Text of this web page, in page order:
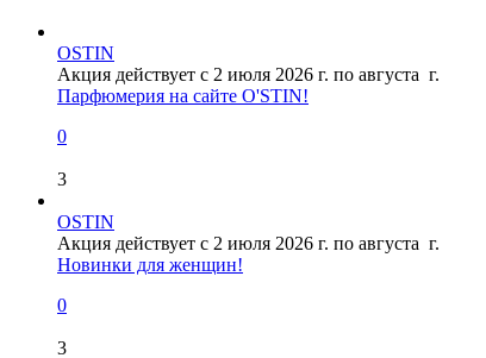
OSTIN
Акция действует с 2 июля 2026 г. по августа г.
Парфюмерия на сайте O'STIN!
0
3
OSTIN
Акция действует с 2 июля 2026 г. по августа г.
Новинки для женщин!
0
3